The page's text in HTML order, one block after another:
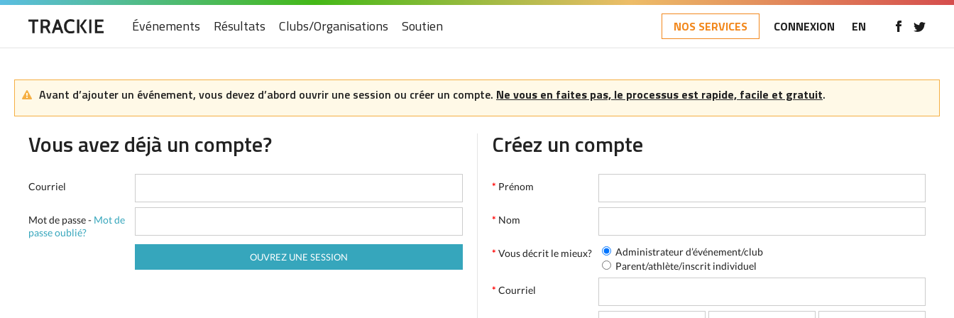
Événements Résultats Clubs/Organisations Soutien NOS SERVICES CONNEXION EN
Avant d’ajouter un événement, vous devez d’abord ouvrir une session ou créer un compte. Ne vous en faites pas, le processus est rapide, facile et gratuit.
Vous avez déjà un compte?
Courriel
Mot de passe - Mot de
passe oublié?
Créez un compte
* Prénom
* Nom
* Vous décrit le mieux?
Administrateur d’événement/club
Parent/athlète/inscrit individuel
* Courriel